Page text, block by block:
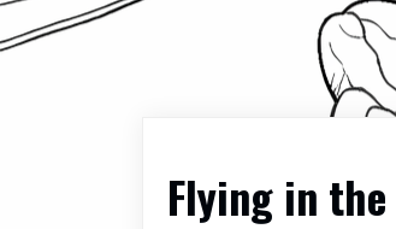
Flying in